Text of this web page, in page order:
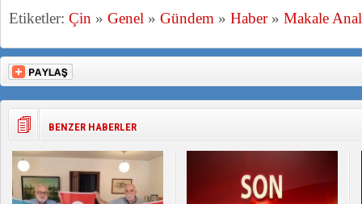
Etiketler: Çin » Genel » Gündem » Haber» Makale
BENZER HABERLER